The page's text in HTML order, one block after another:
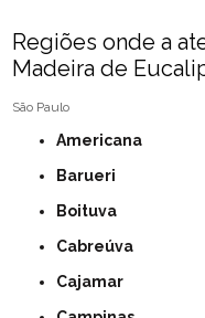
Regiões onde a
Madeira de
São Paulo
Americana
Barueri
Boituva
Cabreúva
Cajamar